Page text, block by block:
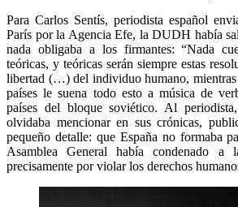
Para Carlos Sentís, periodista español
París por la Agencia Efe, la DUDH había
nada obligaba a los firmantes: “Nada
teóricas, y teóricas serán siempre estas
libertad (…) del individuo humano, mientras
países le suena todo esto a música de
países del bloque soviético. Al
olvidaba mencionar en sus crónicas,
pequeño detalle: que España no formaba
Asamblea General había condenado a
precisamente por violar los derechos